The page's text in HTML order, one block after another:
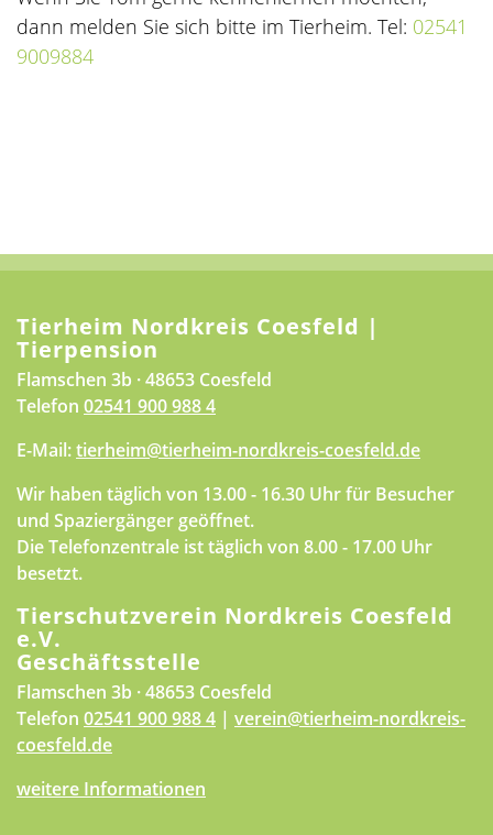
dann melden Sie sich bitte im Tierheim. Tel: 02541
9009884
Tierheim Nordkreis Coesfeld |
Tierpension
Flamschen 3b · 48653 Coesfeld
Telefon 02541 900 988 4
E-Mail:tierheim@tierheim-nordkreis-coesfeld.de
Wir haben täglich von 13.00 - 16.30 Uhr für Besucher
und Spaziergänger geöffnet.
Die Telefonzentrale ist täglich von 8.00 - 17.00 Uhr
besetzt.
Tierschutzverein Nordkreis Coesfeld
e.V.
Geschäftsstelle
Flamschen 3b · 48653 Coesfeld
Telefon 02541 900 988 4 | verein@tierheim-nordkreis-
coesfeld.de
weitere Informationen